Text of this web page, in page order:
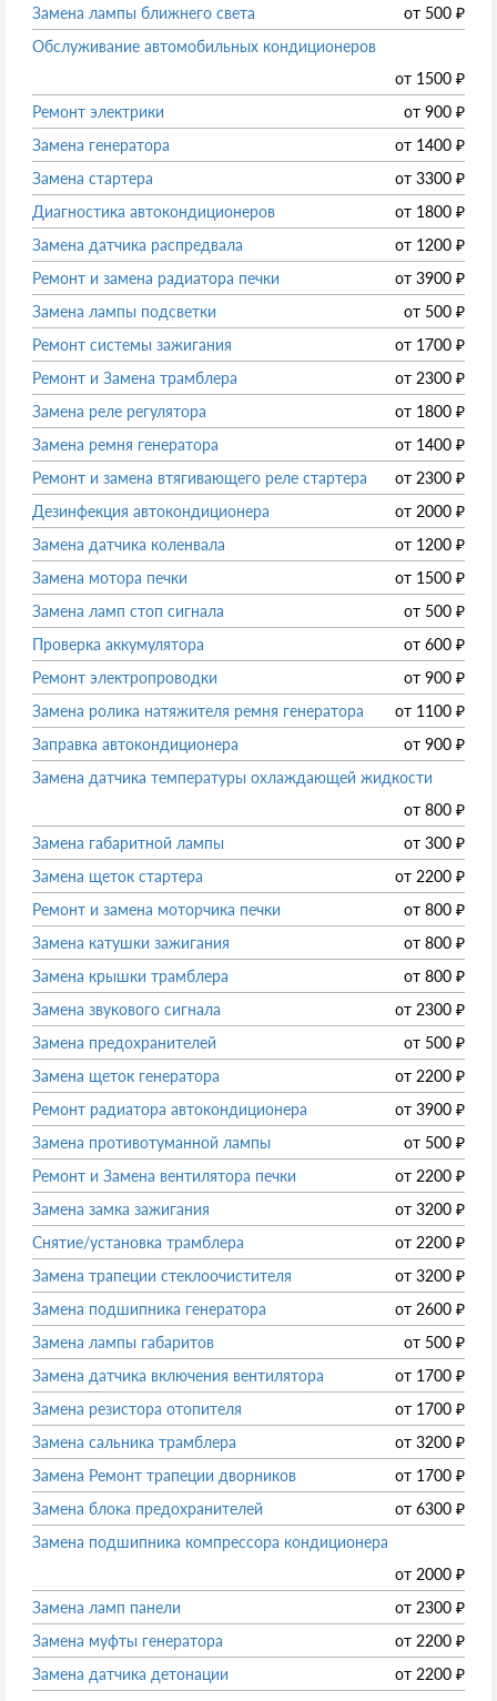
Замена лампы ближнего света
от 500 ₽
Обслуживание автомобильных кондиционеров
от 1500 ₽
Ремонт электрики
от 900 ₽
Замена генератора
от 1400 ₽
Замена стартера
от 3300 ₽
Диагностика автокондиционеров
от 1800 ₽
Замена датчика распредвала
от 1200 ₽
Ремонт и замена радиатора печки
от 3900 ₽
Замена лампы подсветки
от 500 ₽
Ремонт системы зажигания
от 1700 ₽
Ремонт и Замена трамблера
от 2300 ₽
Замена реле регулятора
от 1800 ₽
Замена ремня генератора
от 1400 ₽
Ремонт и замена втягивающего реле стартера
от 2300 ₽
Дезинфекция автокондиционера
от 2000 ₽
Замена датчика коленвала
от 1200 ₽
Замена мотора печки
от 1500 ₽
Замена ламп стоп сигнала
от 500 ₽
Проверка аккумулятора
от 600 ₽
Ремонт электропроводки
от 900 ₽
Замена ролика натяжителя ремня генератора
от 1100 ₽
Заправка автокондиционера
от 900 ₽
Замена датчика температуры охлаждающей жидкости
от 800 ₽
Замена габаритной лампы
от 300 ₽
Замена щеток стартера
от 2200 ₽
Ремонт и замена моторчика печки
от 800 ₽
Замена катушки зажигания
от 800 ₽
Замена крышки трамблера
от 800 ₽
Замена звукового сигнала
от 2300 ₽
Замена предохранителей
от 500 ₽
Замена щеток генератора
от 2200 ₽
Ремонт радиатора автокондиционера
от 3900 ₽
Замена противотуманной лампы
от 500 ₽
Ремонт и Замена вентилятора печки
от 2200 ₽
Замена замка зажигания
от 3200 ₽
Снятие/установка трамблера
от 2200 ₽
Замена трапеции стеклоочистителя
от 3200 ₽
Замена подшипника генератора
от 2600 ₽
Замена лампы габаритов
от 500 ₽
Замена датчика включения вентилятора
от 1700 ₽
Замена резистора отопителя
от 1700 ₽
Замена сальника трамблера
от 3200 ₽
Замена Ремонт трапеции дворников
от 1700 ₽
Замена блока предохранителей
от 6300 ₽
Замена подшипника компрессора кондиционера
от 2000 ₽
Замена ламп панели
от 2300 ₽
Замена муфты генератора
от 2200 ₽
Замена датчика детонации
от 2200 ₽